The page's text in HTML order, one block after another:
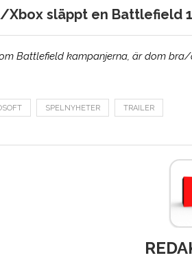
Xbox släppt en Battlefield
Battlefield kampanjerna, är dom
SPELNYHETER TRAILER